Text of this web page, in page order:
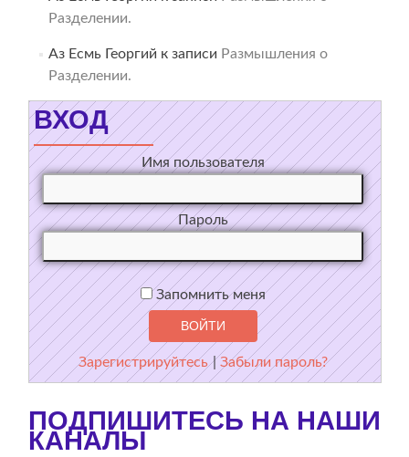
Разделении.
Аз Есмь Георгий к записи Размышления о
Разделении.
ВХОД
Имя пользователя
Пароль
Запомнить меня
Зарегистрируйтесь |Забыли пароль?
ПОДПИШИТЕСЬ НА НАШИ
КАНАЛЫ